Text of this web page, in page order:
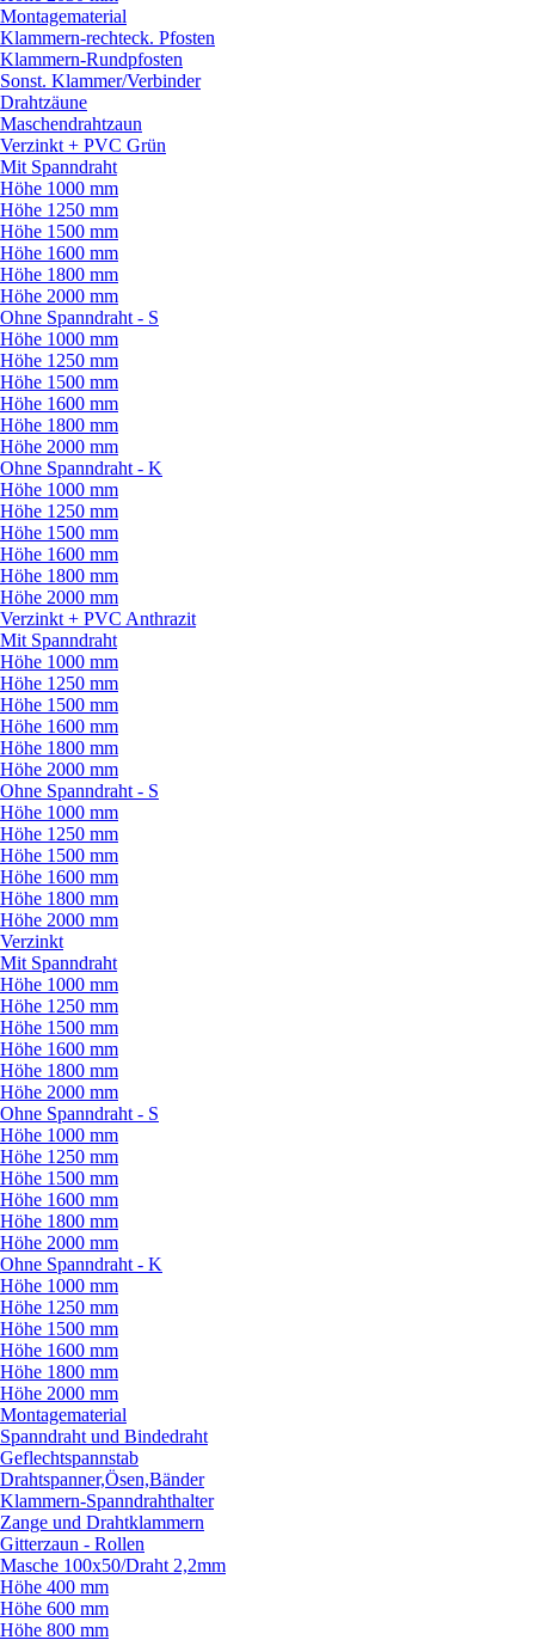
Montagematerial
Klammern-rechteck. Pfosten
Klammern-Rundpfosten
Sonst. Klammer/Verbinder
Drahtzäune
Maschendrahtzaun
Verzinkt + PVC Grün
Mit Spanndraht
Höhe 1000 mm
Höhe 1250 mm
Höhe 1500 mm
Höhe 1600 mm
Höhe 1800 mm
Höhe 2000 mm
Ohne Spanndraht - S
Höhe 1000 mm
Höhe 1250 mm
Höhe 1500 mm
Höhe 1600 mm
Höhe 1800 mm
Höhe 2000 mm
Ohne Spanndraht - K
Höhe 1000 mm
Höhe 1250 mm
Höhe 1500 mm
Höhe 1600 mm
Höhe 1800 mm
Höhe 2000 mm
Verzinkt + PVC Anthrazit
Mit Spanndraht
Höhe 1000 mm
Höhe 1250 mm
Höhe 1500 mm
Höhe 1600 mm
Höhe 1800 mm
Höhe 2000 mm
Ohne Spanndraht - S
Höhe 1000 mm
Höhe 1250 mm
Höhe 1500 mm
Höhe 1600 mm
Höhe 1800 mm
Höhe 2000 mm
Verzinkt
Mit Spanndraht
Höhe 1000 mm
Höhe 1250 mm
Höhe 1500 mm
Höhe 1600 mm
Höhe 1800 mm
Höhe 2000 mm
Ohne Spanndraht - S
Höhe 1000 mm
Höhe 1250 mm
Höhe 1500 mm
Höhe 1600 mm
Höhe 1800 mm
Höhe 2000 mm
Ohne Spanndraht - K
Höhe 1000 mm
Höhe 1250 mm
Höhe 1500 mm
Höhe 1600 mm
Höhe 1800 mm
Höhe 2000 mm
Montagematerial
Spanndraht und Bindedraht
Geflechtspannstab
Drahtspanner,Ösen,Bänder
Klammern-Spanndrahthalter
Zange und Drahtklammern
Gitterzaun - Rollen
Masche 100x50/Draht 2,2mm
Höhe 400 mm
Höhe 600 mm
Höhe 800 mm